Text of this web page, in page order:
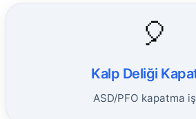
🎈
Kalp Deliği
ASD/PFO kapatma